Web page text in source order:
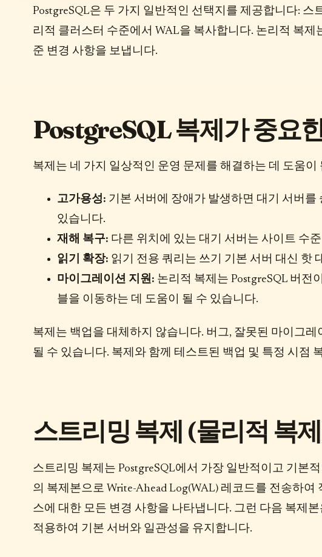
PostgreSQL은 두 가지 일반적인 선택지를 제공합니다:
리적 클러스터 수준에서 WAL을 복사합니다. 논리적 복
준 변경 사항을 보냅니다.
PostgreSQL 복제가 중요
복제는 네 가지 일상적인 운영 문제를 해결하는 데 도움이
고가용성: 기본 서버에 장애가 발생하면 대기 서버
있습니다.
재해 복구: 다른 위치에 있는 대기 서버는 사이트 수
읽기 확장: 읽기 전용 쿼리는 쓰기 기본 서버 대신 핫
마이그레이션 지원: 논리적 복제는 PostgreSQL 버전
블을 이동하는 데 도움이 될 수 있습니다.
복제는 백업을 대체하지 않습니다. 버그, 잘못된 마이그레
될 수 있습니다. 복제와 함께 테스트된 백업 및 특정 시점
스트리밍 복제 (물리적 복
스트리밍 복제는 PostgreSQL에서 가장 일반적이고 기본
의 복제본으로 Write-Ahead Log(WAL) 레코드를 전송하여
스에 대한 모든 변경 사항을 나타냅니다. 그런 다음 복제
적용하여 기본 서버와 일관성을 유지합니다.